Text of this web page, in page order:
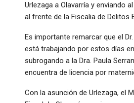
Urlezaga a Olavarría y enviando
al frente de la Fiscalia de Delitos
Es importante remarcar que el
está trabajando por estos días
subrogando a la Dra. Paula
encuentra de licencia por
Con la asunción de Urlezaga, el